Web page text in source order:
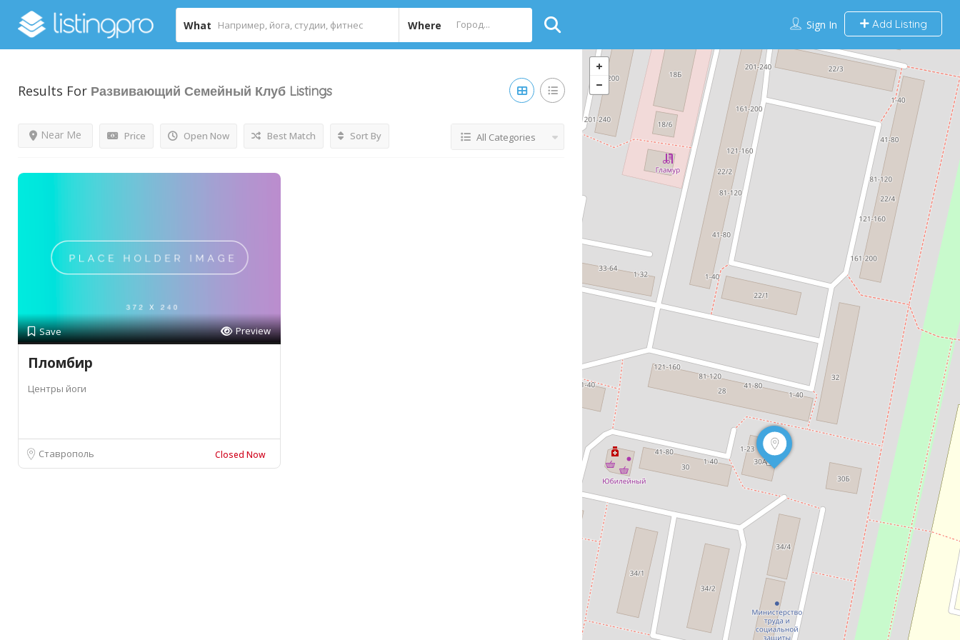
What Where Sign In Add Listing
Results For Развивающий Семейный Клуб Listings
Price Open Now
Near Me Best Match Sort By All Categories
Save Preview
Пломбир
Центры йоги
Ставрополь Closed Now